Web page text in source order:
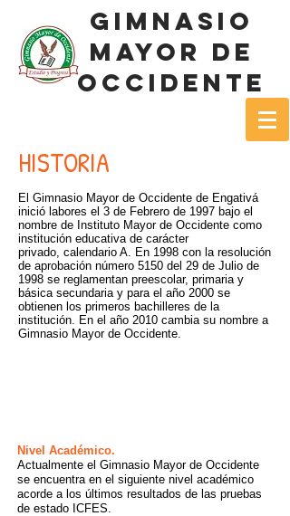
gimnasio
mayor de
occidente
HISTORIA
El Gimnasio Mayor de Occidente de Engativá
inició labores el 3 de Febrero de 1997 bajo el
nombre de Instituto Mayor de Occidente como
institución educativa de carácter
privado, calendario A. En 1998 con la resolución
de aprobación número 5150 del 29 de Julio de
1998 se reglamentan preescolar, primaria y
básica secundaria y para el año 2000 se
obtienen los primeros bachilleres de la
institución. En el año 2010 cambia su nombre a
Gimnasio Mayor de Occidente.
Nivel Académico.
Actualmente el Gimnasio Mayor de Occidente
se encuentra en el siguiente nivel académico
acorde a los últimos resultados de las pruebas
de estado ICFES.